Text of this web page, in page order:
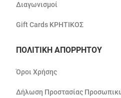
Διαγωνισμοί
Gift Cards ΚΡΗΤΙΚΟΣ
ΠΟΛΙΤΙΚΗ ΑΠΟΡΡΗΤΟΥ
Όροι Χρήσης
Δήλωση Προστασίας